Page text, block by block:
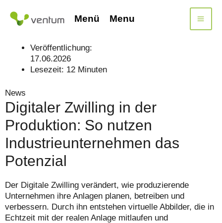
Inhalt
springen
Menü Menu
Veröffentlichung:
17.06.2026
Lesezeit: 12 Minuten
News
Digitaler Zwilling in der
Produktion: So nutzen
Industrieunternehmen das
Potenzial
Der Digitale Zwilling verändert, wie produzierende
Unternehmen ihre Anlagen planen, betreiben und
verbessern. Durch ihn entstehen virtuelle Abbilder, die in
Echtzeit mit der realen Anlage mitlaufen und